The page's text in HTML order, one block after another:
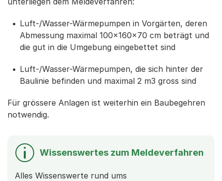
Luft-/Wasser-Wärmepumpen in Vorgärten, deren
Abmessung maximal 100x160x70 cm beträgt und
die gut in die Umgebung eingebettet sind
Luft-/Wasser-Wärmepumpen, die sich hinter der
Baulinie befinden und maximal 2 m3 gross sind
Für grössere Anlagen ist weiterhin ein Baubegehren
notwendig.
Wissenswertes zum Meldeverfahren
Alles Wissenswerte rund ums